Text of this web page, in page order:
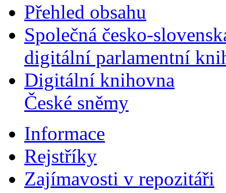
Přehled obsahu
Společná česko-
digitální parlamentní
Digitální knihovna
České sněmy
Informace
Rejstříky
Zajímavosti v repozitáři